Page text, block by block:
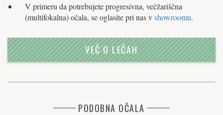
V primeru da potrebujete progresivna, večžariščna
(multifokalna) očala, se oglasite pri nas vshowroomu.
VEČ O LEČAH
PODOBNA OČALA